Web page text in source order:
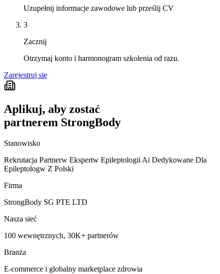
Uzupełnij informacje zawodowe lub prześlij CV
3
Zacznij
Otrzymaj konto i harmonogram szkolenia od razu.
Zarejestruj się
Aplikuj, aby zostać
partnerem StrongBody
Stanowisko
Rekrutacja Partnerw Ekspertw Epileptologii Ai Dedykowane Dla
Epileptologw Z Polski
Firma
StrongBody SG PTE LTD
Nasza sieć
100 wewnętrznych, 30K+ partnerów
Branża
E-commerce i globalny marketplace zdrowia